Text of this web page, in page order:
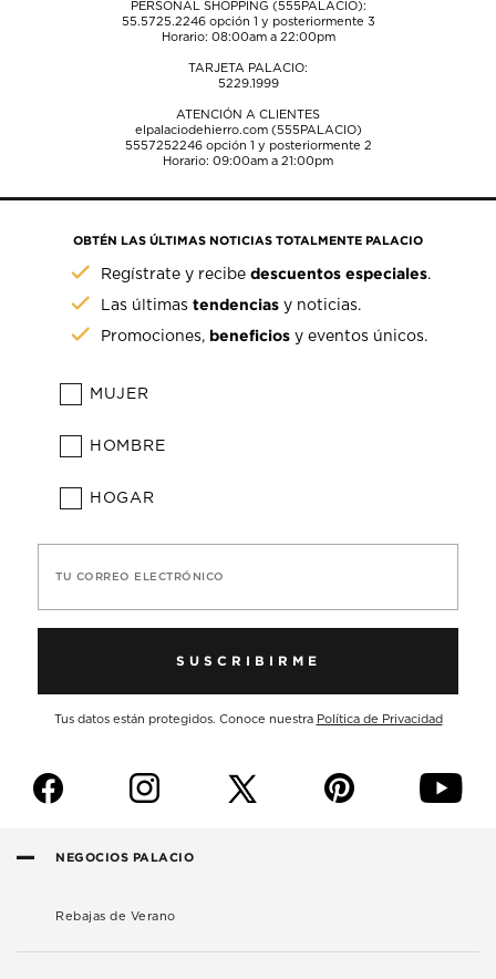
PERSONAL SHOPPING (555PALACIO):
55.5725.2246opción 1 y posteriormente 3
Horario: 08:00am a 22:00pm
TARJETA PALACIO:
5229.1999
ATENCIÓN A CLIENTES
elpalaciodehierro.com (555PALACIO)
5557252246opción 1 y posteriormente 2
Horario: 09:00am a 21:00pm
OBTÉN LAS ÚLTIMAS NOTICIAS TOTALMENTE PALACIO
Regístrate y recibedescuentos especiales.
Las últimastendencias y noticias.
Promociones, beneficios y eventos únicos.
MUJER
HOMBRE
HOGAR
TU CORREO ELECTRÓNICO
SUSCRIBIRME
Tus datos están protegidos. Conoce nuestra Política de Privacidad
f i p y
NEGOCIOS PALACIO
Rebajas de Verano